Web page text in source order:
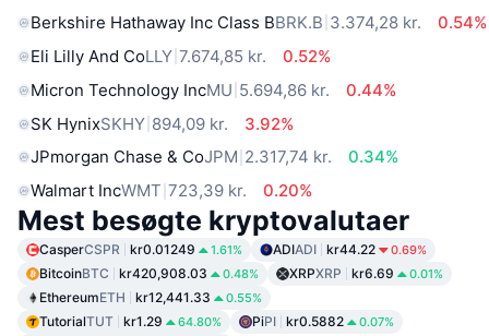
Berkshire Hathaway Inc Class BBRK.B 3.374,28 kr.
0.54%
Eli Lilly And CoLLY 7.674,85 kr.
0.52%
Micron Technology IncMU 5.694,86 kr.
0.44%
SK HynixSKHY 894,09 kr.
3.92%
JPmorgan Chase & CoJPM 2.317,74 kr.
0.34%
Walmart IncWMT 723,39 kr. 0.20%
Mest besøgte kryptovalutaer
CasperCSPR kr0.01249 1.61% ADIADI kr44.22 0.69%
BitcoinBTC kr420,908.03 0.48% XRPXRP kr6.69 0.01%
EthereumETH kr12,441.33 0.55%
TutorialTUT kr1.29 64.80% PiPI kr0.5882 0.07%